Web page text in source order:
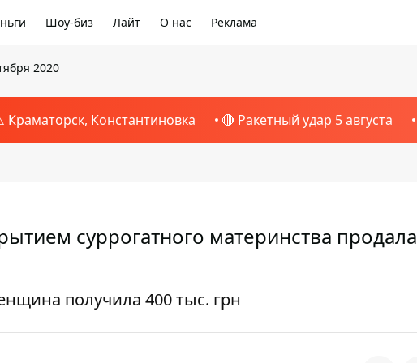
Шоу-биз Лайт О нас Реклама
2020
Краматорск, Константиновка 🔴 Ракетный удар 5 августа
суррогатного материнства продала
получила 400 тыс. грн